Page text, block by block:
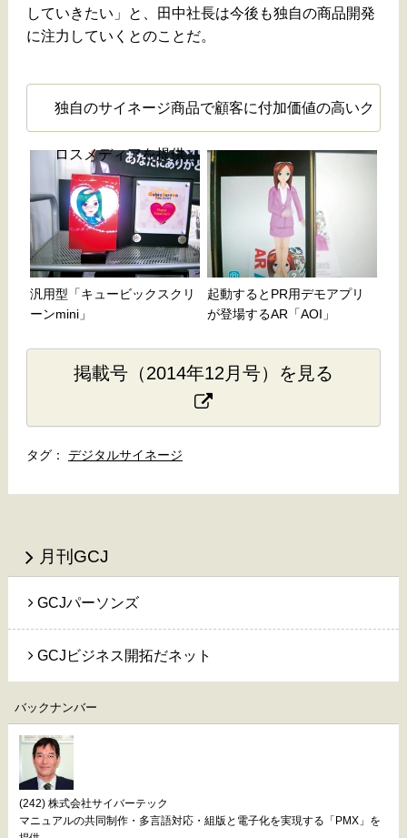
していきたい」と、田中社長は今後も独自の商品開発
に注力していくとのことだ。
独自のサイネージ商品で顧客に付加価値の高いク
ロスメディアを提供
汎用型「キュービックスクリ
ーンmini」
起動するとPR用デモアプリ
が登場するAR「AOI」
掲載号（2014年12月号）を見る
デジタルサイネージ
月刊GCJ
GCJパーソンズ
GCJビジネス開拓だネット
バックナンバー
(242) 株式会社サイバーテック
マニュアルの共同制作・多言語対応・組版と電子化を実現する「PMX」を